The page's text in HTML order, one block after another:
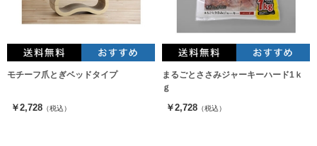
モチーフ爪とぎベッドタイプ
￥2,728 （税込）
まるごとささみジャーキーハード1ｋ
ｇ
￥2,728 （税込）